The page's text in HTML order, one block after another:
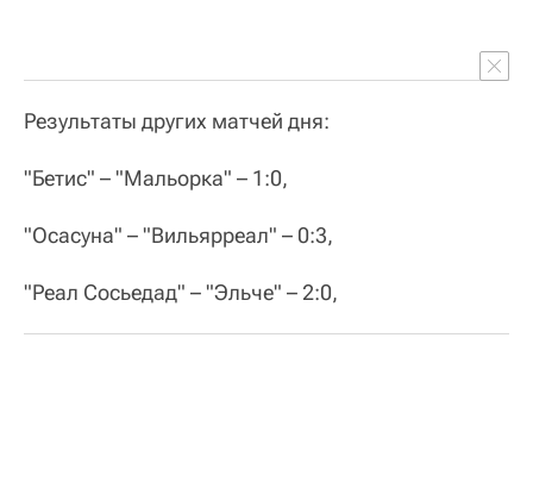
Результаты других матчей дня:
"Бетис" – "Мальорка" – 1:0,
"Осасуна" – "Вильярреал" – 0:3,
"Реал Сосьедад" – "Эльче" – 2:0,